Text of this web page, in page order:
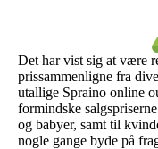
Det har vist sig at være
prissammenligne fra
utallige Spraino online
formindske
og babyer, samt til
nogle gange byde på